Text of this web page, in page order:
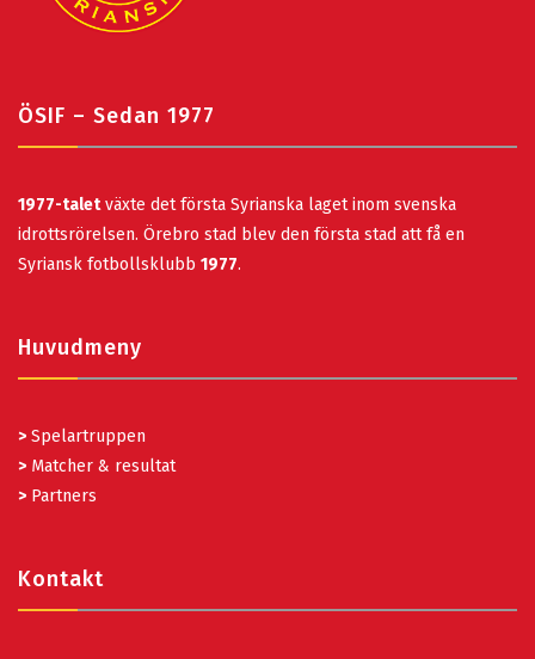
ÖSIF – Sedan 1977
1977-taletväxte det första Syrianska laget inom svenska
idrottsrörelsen. Örebro stad blev den första stad att få en
Syriansk fotbollsklubb 1977.
Huvudmeny
> Spelartruppen
> Matcher & resultat
> Partners
Kontakt